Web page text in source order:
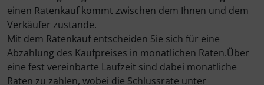
einen Ratenkauf kommt zwischen dem Ihnen und dem
Verkäufer zustande.
Mit dem Ratenkauf entscheiden Sie sich für eine
Abzahlung des Kaufpreises in monatlichen Raten.Über
eine fest vereinbarte Laufzeit sind dabei monatliche
Raten zu zahlen, wobei die Schlussrate unter